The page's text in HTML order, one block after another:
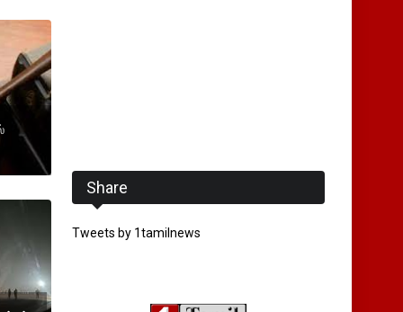
Share
Tweets by 1tamilnews